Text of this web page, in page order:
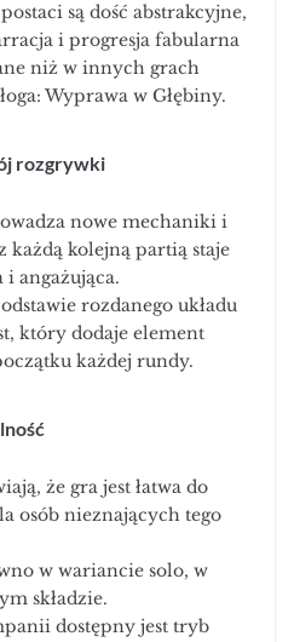
są dość abstrakcyjne,
i progresja fabularna
niż w innych grach
Wyprawa w Głębiny.
rozgrywki
nowe mechaniki i
każdą kolejną partią staje
i angażująca.
rozdanego układu
który dodaje element
każdej rundy.
że gra jest łatwa do
osób nieznających tego
w wariancie solo, w
składzie.
dostępny jest tryb